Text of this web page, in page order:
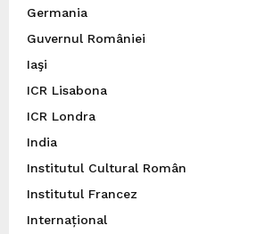
Germania
Guvernul României
Iaşi
ICR Lisabona
ICR Londra
India
Institutul Cultural Român
Institutul Francez
Internațional